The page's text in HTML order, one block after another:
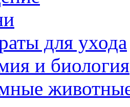
для ухода
и биология